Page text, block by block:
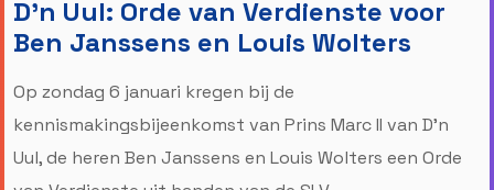
D'n Uul: Orde van Verdienste voor
Ben Janssens en Louis Wolters
Op zondag 6 januari kregen bij de
kennismakingsbijeenkomst van Prins Marc II van D'n
Uul, de heren Ben Janssens en Louis Wolters een Orde